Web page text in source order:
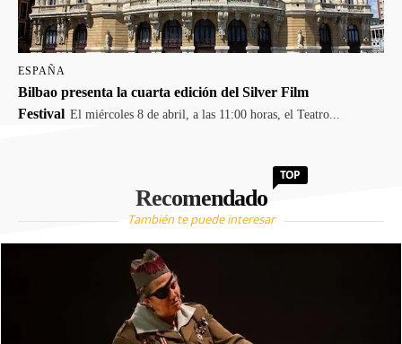
ESPAÑA
Bilbao presenta la cuarta edición del Silver Film
Festival El miércoles 8 de abril, a las 11:00 horas, el Teatro...
Recomendado
TOP
También te puede interesar